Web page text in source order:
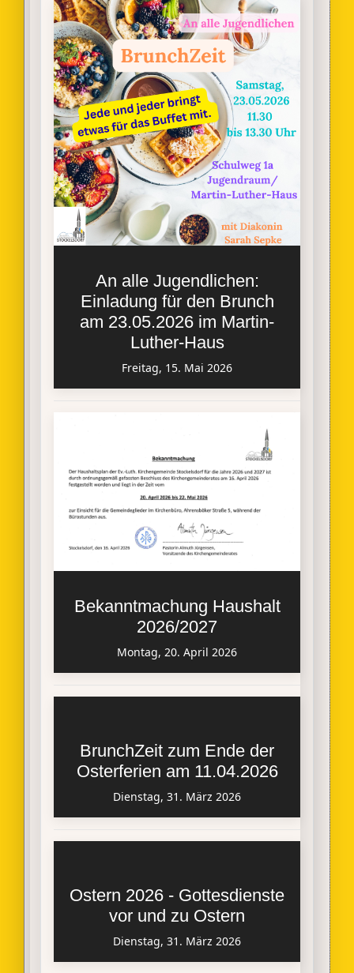
An alle Jugendlichen:
Einladung für den Brunch
am 23.05.2026 im Martin-
Luther-Haus
Freitag, 15. Mai 2026
Bekanntmachung Haushalt
2026/2027
Montag, 20. April 2026
BrunchZeit zum Ende der
Osterferien am 11.04.2026
Dienstag, 31. März 2026
Ostern 2026 - Gottesdienste
vor und zu Ostern
Dienstag, 31. März 2026